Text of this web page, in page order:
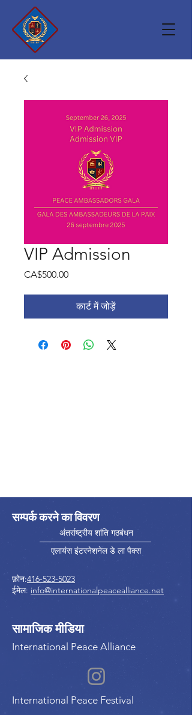
VIP Admission
CA$500.00मूल्य
कार्ट में जोड़ें
सम्पर्क करने का विवरण
अंतर्राष्ट्रीय शांति गठबंधन
एलायंस इंटरनेशनेल डे ला पैक्स
फ़ोन:416-523-5023
ईमेल: info@internationalpeacealliance.net
सामाजिक मीडिया
International Peace Alliance
International Peace Festival